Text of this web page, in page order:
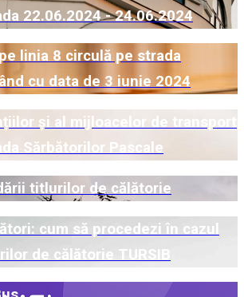
22.06.2024 - 24.06.2024
linia 8 circulă pe strada
cu data de 3 iunie 2024
și al mijloacelor de transport
Sărbătorilor Pascale
titlurilor de călătorie
cum să procedezi în cazul
de călătorie TURSIB